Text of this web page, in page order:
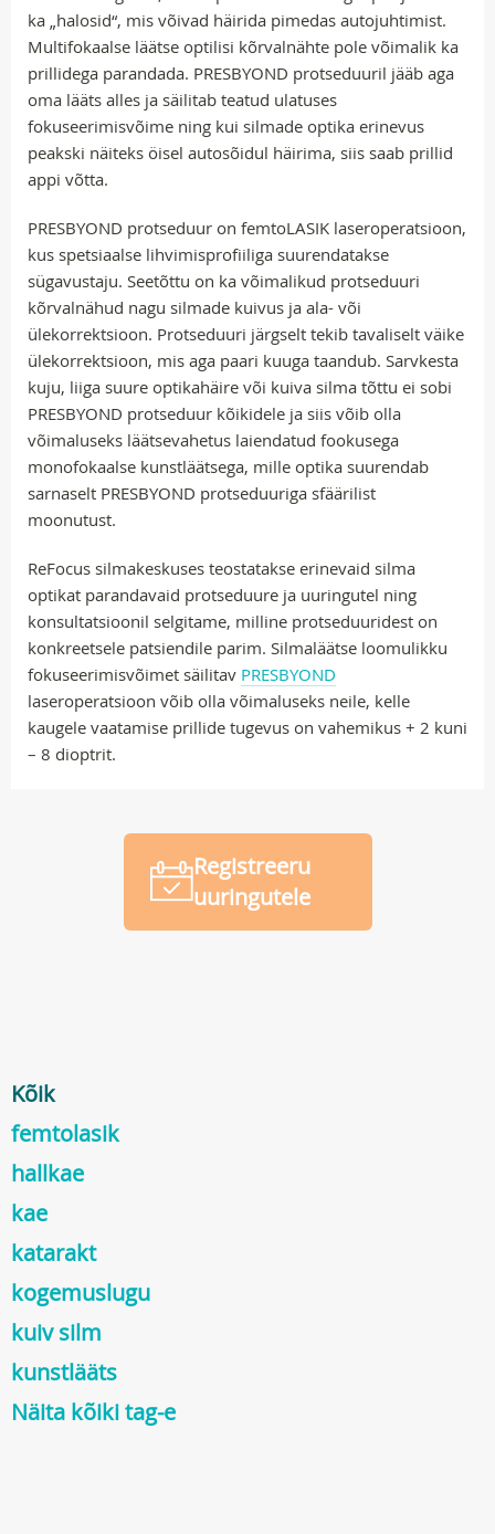
ka „halosid“, mis võivad häirida pimedas autojuhtimist.
Multifokaalse läätse optilisi kõrvalnähte pole võimalik ka
prillidega parandada. PRESBYOND protseduuril jääb aga
oma lääts alles ja säilitab teatud ulatuses
fokuseerimisvõime ning kui silmade optika erinevus
peakski näiteks öisel autosõidul häirima, siis saab prillid
appi võtta.
PRESBYOND protseduur on femtoLASIK laseroperatsioon,
kus spetsiaalse lihvimisprofiiliga suurendatakse
sügavustaju. Seetõttu on ka võimalikud protseduuri
kõrvalnähud nagu silmade kuivus ja ala- või
ülekorrektsioon. Protseduuri järgselt tekib tavaliselt väike
ülekorrektsioon, mis aga paari kuuga taandub. Sarvkesta
kuju, liiga suure optikahäire või kuiva silma tõttu ei sobi
PRESBYOND protseduur kõikidele ja siis võib olla
võimaluseks läätsevahetus laiendatud fookusega
monofokaalse kunstläätsega, mille optika suurendab
sarnaselt PRESBYOND protseduuriga sfäärilist
moonutust.
ReFocus silmakeskuses teostatakse erinevaid silma
optikat parandavaid protseduure ja uuringutel ning
konsultatsioonil selgitame, milline protseduuridest on
konkreetsele patsiendile parim. Silmaläätse loomulikku
fokuseerimisvõimet säilitav PRESBYOND
laseroperatsioon võib olla võimaluseks neile, kelle
kaugele vaatamise prillide tugevus on vahemikus + 2 kuni
– 8 dioptrit.
Registreeru
uuringutele
Kõik
femtolasik
hallkae
kae
katarakt
kogemuslugu
kuiv silm
kunstlääts
Näita kõiki tag-e